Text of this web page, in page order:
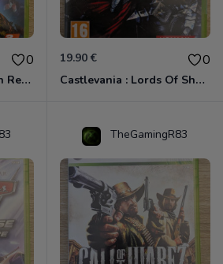
0
Sid Meier's Civilization Revolution Xbox 360
19.90 € 0
Castlevania : Lords Of Shadow Xbox 360
TheGamingR83